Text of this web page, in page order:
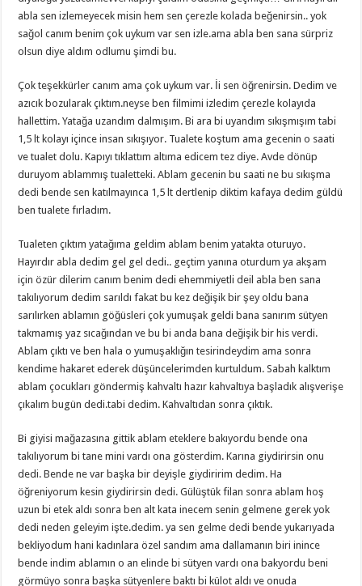
abla sen izlemeyecek misin hem sen çerezle kolada beğenirsin.. yok
sağol canım benim çok uykum var sen izle.ama abla ben sana sürpriz
olsun diye aldım odlumu şimdi bu.
Çok teşekkürler canım ama çok uykum var. İi sen öğrenirsin. Dedim ve
azıcık bozularak çıktım.neyse ben filmimi izledim çerezle kolayıda
hallettim. Yatağa uzandım dalmışım. Bi ara bi uyandım sıkışmışım tabi
1,5 lt kolayı içince insan sıkışıyor. Tualete koştum ama gecenin o saati
ve tualet dolu. Kapıyı tıklattım altıma edicem tez diye. Avde dönüp
duruyom ablammış tualetteki. Ablam gecenin bu saati ne bu sıkışma
dedi bende sen katılmayınca 1,5 lt dertlenip diktim kafaya dedim güldü
ben tualete fırladım.
Tualeten çıktım yatağıma geldim ablam benim yatakta oturuyo.
Hayırdır abla dedim gel gel dedi.. geçtim yanına oturdum ya akşam
için özür dilerim canım benim dedi ehemmiyetli deil abla ben sana
takılıyorum dedim sarıldı fakat bu kez değişik bir şey oldu bana
sarılırken ablamın göğüsleri çok yumuşak geldi bana sanırım sütyen
takmamış yaz sıcağından ve bu bi anda bana değişik bir his verdi.
Ablam çıktı ve ben hala o yumuşaklığın tesirindeydim ama sonra
kendime hakaret ederek düşüncelerimden kurtuldum. Sabah kalktım
ablam çocukları göndermiş kahvaltı hazır kahvaltıya başladık alışverişe
çıkalım bugün dedi.tabi dedim. Kahvaltıdan sonra çıktık.
Bi giyisi mağazasına gittik ablam eteklere bakıyordu bende ona
takılıyorum bi tane mini vardı ona gösterdim. Karına giydirirsin onu
dedi. Bende ne var başka bir deyişle giydiririm dedim. Ha
öğreniyorum kesin giydirirsin dedi. Gülüştük filan sonra ablam hoş
uzun bi etek aldı sonra ben alt kata inecem senin gelmene gerek yok
dedi neden geleyim işte.dedim. ya sen gelme dedi bende yukarıyada
bekliyodum hani kadınlara özel sandım ama dallamanın biri inince
bende indim ablamın o an elinde bi sütyen vardı ona bakyordu beni
görmüyo sonra başka sütyenlere baktı bi külot aldı ve onuda